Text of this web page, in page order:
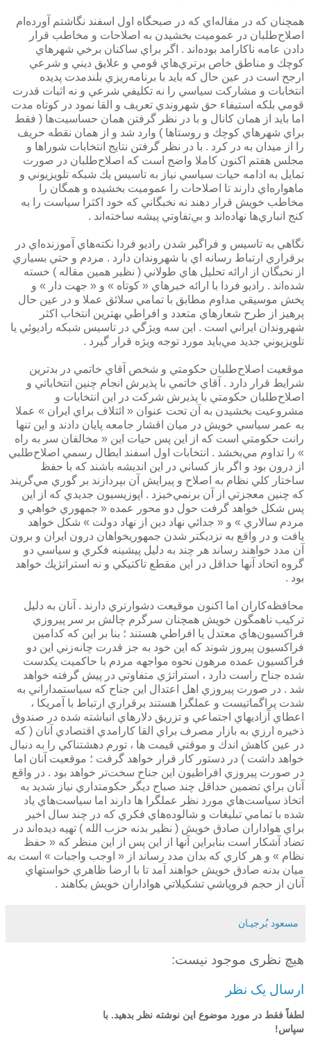
همچنان كه در مقاله‌اي كه در صبحگاه اول اسفند نگاشتم آورده‌ام
اصلاح‌طلبان در عموميت بخشيدن به اصلاحات و مخاطب قرار
دادن عامه ناكارامد بوده‌اند . اگر براي ساكنان برخي شهرهاي
كوچك و مناطق خاص برتري‌هاي قومي و علايق ديني و شرعي
ارجح است در عين حال كه بايد با برنامه‌ريزي بلندمدت پديده
انتخابات و مشاركت سياسي را نه تكليفي شرعي و نه اثبات قدرت
قومي بلكه استيفاء حق شهروندي تعريف و القا نمود در كوتاه مدت
اما بايد از همان كانال و با در نظر گرفتن همان حساسيت‌ها ( فقط
براي شهرهاي كوچك و روستاها ) وارد شد و از همان نقطه حريف
را از ميدان به در كرد . با در نظر گرفتن نتايج انتخابات شوراها و
مجلس هفتم اكنون كاملا واضح است كه اصلاح‌طلبان در صورت
تمايل به ادامه حيات سياسي نياز به تاسيس يك شبكه تلويزيوني و
ماهواره‌اي دارند تا اصلاحات را عموميت بخشيده و همگان را
مخاطب خويش قرار دهند نه نخبگاني كه خود اكثرا سياست را به
كنج انباري‌ها نهاده‌اند و بي‌تفاوتي پيشه ساخته‌اند .
نگاهي به تاسيس و فراگير شدن راديو فردا نكته‌هاي آموزنده‌اي در
برقراري ارتباط رسانه اي با شهروندان دارد . مردم و حتي بسياري
از نخبگان از ارائه تحليل هاي طولاني ( نظير همين مقاله ) خسته
شده‌اند . راديو فردا با ارائه خبرهاي « كوتاه » و « جهت دار » و
پخش موسيقي مداوم مطابق با تمامي سلائق عملا و در عين حال
پرهيز از طرح شعارهاي متعدد و افراطي بهترين انتخاب اكثر
شهروندان ايراني است . اين سه ويژگي در تاسيس شبكه راديوئي يا
تلويزيوني جديد مي‌بايد مورد توجه ويژه قرار گيرد .
موقعيت اصلاح‌طلبان حكومتي و شخص آقاي خاتمي در بدترين
شرايط قرار دارد . آقاي خاتمي با پذيرش انجام چنين انتخاباتي و
اصلاح‌طلبان حكومتي با پذيرش شركت در اين انتخابات و
مشروعيت بخشيدن به آن تحت عنوان « ائتلاف براي ايران » عملا
به عمر سياسي خويش در ميان اقشار جامعه پايان دادند و اين تنها
رانت حكومتي است كه از اين پس حيات اين « مخالفان سر به راه
» را تداوم مي‌بخشد . انتخابات اول اسفند ابطال رسمي اصلاح‌طلبي
از درون بود و اگر باز كساني در اين انديشه باشند كه با حفظ
ساختار كلي نظام به اصلاح و پيرايش آن بپردازند بر گوري مي‌گريند
كه چنين معجزتي از آن برنمي‌خيزد . اپوزيسيون جديدي كه از اين
پس شكل خواهد گرفت حول دو محور عمده « جمهوري خواهي و
مردم سالاري » و « جدائي نهاد دين از نهاد دولت » شكل خواهد
يافت و در واقع به نزديكتر شدن جمهوريخواهان درون ايران و برون
آن مدد خواهند رساند هر چند به دليل پيشينه فكري و سياسي دو
گروه اتحاد آنها حداقل در اين مقطع تاكتيكي و نه استراتژيك خواهد
بود .
محافظه‌كاران اما اكنون موقيعت دشوارتري دارند . آنان به دليل
تركيب ناهمگون خويش همچنان سرگرم چالش بر سر پيروزي
فراكسيون‌هاي معتدل يا افراطي هستند ؛ بنا بر اين كه كدامين
فراكسيون پيروز شوند كه اين خود به جز قدرت چانه‌زني اين دو
فراكسيون عمده مرهون نحوه مواجهه مردم با حاكميت يكدست
شده جناح راست دارد ، استراتژي متفاوتي در پيش گرفته خواهد
شد . در صورت پيروزي اهل اعتدال اين جناح كه سياستمداراني به
شدت پراگماتيست و عملگرا هستند برقراري ارتباط با آمريكا ،‌
اعطاي آزاديهاي اجتماعي و تزريق دلارهاي انباشته شده در صندوق
ذخيره ارزي به بازار مصرف براي القا كارامدي اقتصادي آنان ( كه
در عين كاهش اندك و موقتي قيمت ها ، تورم دهشتناكي را به دنبال
خواهد داشت ) در دستور كار قرار خواهد گرفت ؛ موقعيت آنان اما
در صورت پيروزي افراطيون اين جناح سخت‌تر خواهد بود . در واقع
آنان براي تضمين حداقل چند صباح ديگر حكومتداري نياز شديد به
اتخاذ سياست‌هاي مورد نظر عملگرا ها دارند اما سياست‌هاي ياد
شده با تمامي تبليغات و شالوده‌هاي فكري كه در چند سال اخير
براي هواداران صادق خويش ( نظير بدنه حزب الله ) تهيه ديده‌اند در
تضاد آشكار است بنابراين آنها از اين پس از اين منظر كه « حفظ
نظام » و هر كاري كه بدان مدد رساند از « اوجب واجبات » است به
ميان بدنه صادق خويش خواهند آمد تا با ارضا ظاهري خواستهاي
آنان از حجم فروپاشي تشكيلاتي هواداران خويش بكاهند .
مسعود بُرجيـان
هیچ نظری موجود نیست:
ارسال یک نظر
لطفاً فقط در مورد موضوع این نوشته نظر بدهید. با
سپاس!